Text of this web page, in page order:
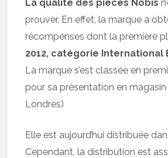
La qualité des pièces Nobis
prouver. En effet, la marque a
récompenses dont la première
2012, catégorie International
La marque s’est classée en
pour sa présentation en
Londres)
Elle est aujourd’hui distribuée
Cependant, la distribution est